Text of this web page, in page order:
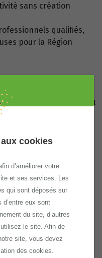
sans création
qualifiés,
pour la Région
gratuite
Rhône-Alpes et
de fonctionnement de
par Nuna.
RdV - Contactez-
cookies
d’améliorer votre
et ses services. Les
qui sont déposés sur
d’entre eux sont
du site, d’autres
le site. Afin de
site, vous devez
des cookies.